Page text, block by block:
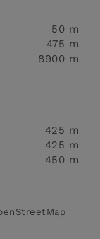
50 m
475 m
8900 m
425 m
425 m
450 m